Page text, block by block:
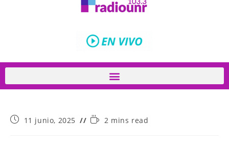
11 junio, 2025 2 mins read